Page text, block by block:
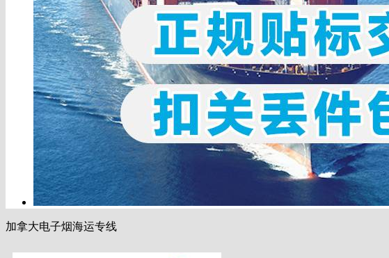
加拿大电子烟海运专线